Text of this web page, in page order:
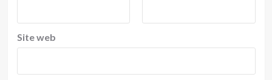
Site web